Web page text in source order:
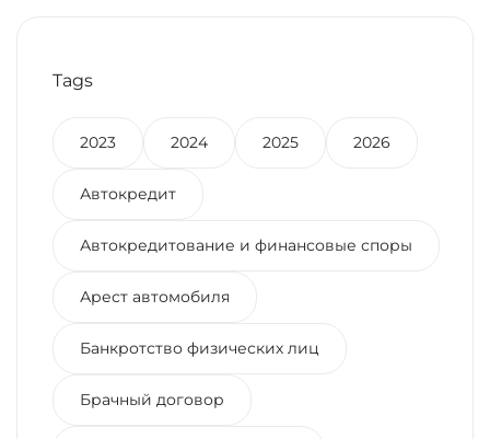
Tags
2023 2024 2025 2026
Автокредит
Автокредитование и финансовые споры
Арест автомобиля
Банкротство физических лиц
Брачный договор